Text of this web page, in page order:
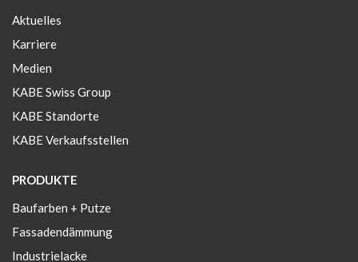
Aktuelles
Karriere
Medien
KABE Swiss Group
KABE Standorte
KABE Verkaufsstellen
PRODUKTE
Baufarben + Putze
Fassadendämmung
Industrielacke